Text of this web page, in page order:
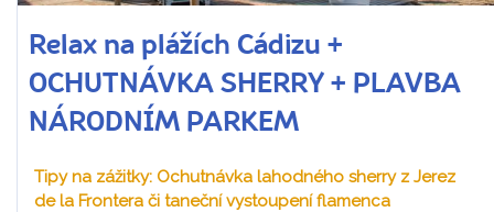
Relax na plážích Cádizu +
OCHUTNÁVKA SHERRY + PLAVBA
NÁRODNÍM PARKEM
Tipy na zážitky: Ochutnávka lahodného sherry z Jerez
de la Frontera či taneční vystoupení flamenca